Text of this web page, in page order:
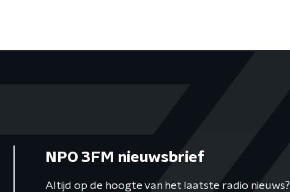
NPO 3FM nieuwsbrief
Altijd op de hoogte van het laatste radio nieuws?